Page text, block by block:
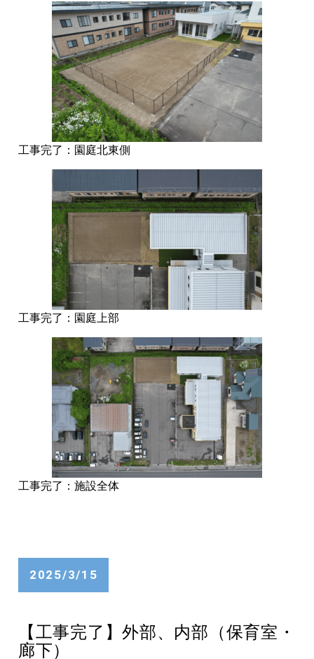
工事完了：園庭北東側
工事完了：園庭上部
工事完了：施設全体
2025/3/15
【工事完了】外部、内部（保育室・
廊下）